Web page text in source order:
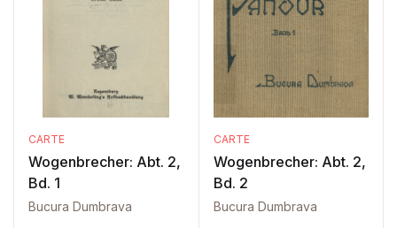
CARTE
Wogenbrecher: Abt. 2,
Bd. 1
Bucura Dumbrava
CARTE
Wogenbrecher: Abt. 2,
Bd. 2
Bucura Dumbrava